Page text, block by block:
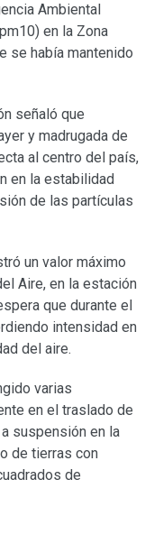
Ambiental
en la Zona
se había mantenido
señaló que
y madrugada de
al centro del país,
en la estabilidad
de las partículas
un valor máximo
Aire, en la estación
que durante el
intensidad en
del aire.
varias
en el traslado de
suspensión en la
de tierras con
de